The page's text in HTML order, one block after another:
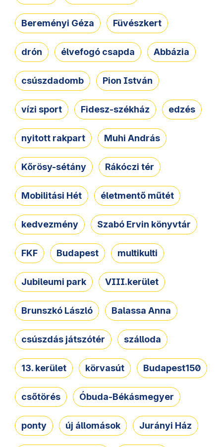
Bereményi Géza Füvészkert
drón élvefogó csapda Abbázia
csúszdadomb Pion István
vízi sport Fidesz-székház edzés
nyitott rakpart Muhi András
Kőrösy-sétány Rákóczi tér
Mobilitási Hét életmentő műtét
kedvezmény Szabó Ervin könyvtár
FKF Budapest multikulti
Jubileumi park VIII.kerület
Brunszkó László Balassa Anna
csúszdás játszótér szálloda
13. kerület körvasút Budapest150
csőtörés Óbuda-Békásmegyer
ponty új állomások Jurányi Ház